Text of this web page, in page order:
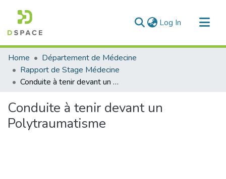
Log In (current)
Communities & Collections
All of DSpace
Statistics
Home
Département de Médecine
Rapport de Stage Médecine
Conduite à tenir devant un Polytraumatisme
Conduite à tenir devant un
Polytraumatisme